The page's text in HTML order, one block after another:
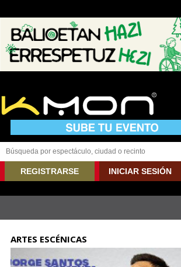
REGISTRARSE INICIAR SESIÓN
ARTES ESCÉNICAS